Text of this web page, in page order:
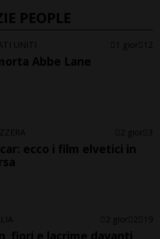
PEOPLE
UNITI 1 gior 12
Abbe Lane
2 gior 3
ecco i film elvetici in
2 gior 2 19